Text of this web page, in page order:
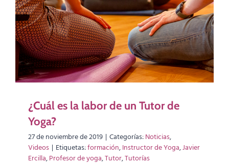
¿Cuál es la labor de un Tutor de
Yoga?
27 de noviembre de 2019 | Categorías:Noticias,
Videos | Etiquetas:formación,Instructor de Yoga,Javier
Ercilla,Profesor de yoga,Tutor,Tutorías